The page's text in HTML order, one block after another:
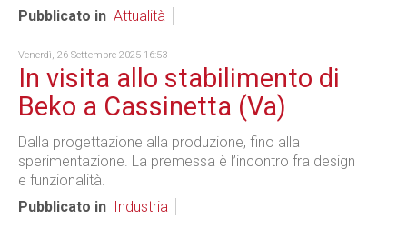
Pubblicato in Attualità
Venerdì, 26 Settembre 2025 16:53
In visita allo stabilimento di
Beko a Cassinetta (Va)
Dalla progettazione alla produzione, fino alla
sperimentazione. La premessa è l’incontro fra design
e funzionalità.
Pubblicato in
Industria